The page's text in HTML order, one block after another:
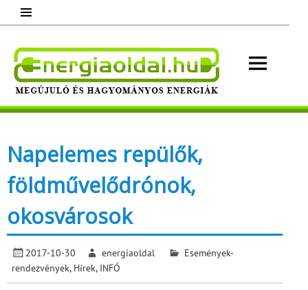
content
Megújuló és hagyományos energiák.
Napelemes repülők,
földművelődrónok,
okosvárosok
2017-10-30 energiaoldal
Események-
rendezvények, Hírek, INFÓ